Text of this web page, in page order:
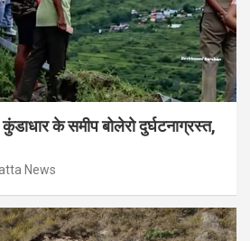
कुंडाधार के समीप बोलेरो दुर्घटनाग्रस्त,
News